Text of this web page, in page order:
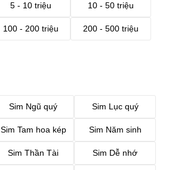
5 - 10 triệu 10 - 50 triệu
100 - 200 triệu 200 - 500 triệu
Sim Ngũ quý Sim Lục quý
Sim Tam hoa kép Sim Năm sinh
Sim Thần Tài Sim Dễ nhớ